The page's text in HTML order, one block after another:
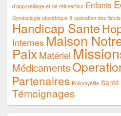
d’appareillage et de réinsertion Enfants
Gynécologie obstétrique & opération des
Handicap Sante
Internes Maison
PaixMatériel
Médicaments
Partenaires Poliomyélite Santé
Témoignages